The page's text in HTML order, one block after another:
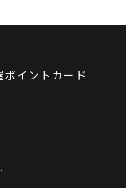
ポイントカード